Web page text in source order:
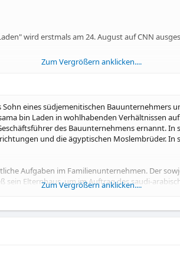
wird erstmals am 24. August auf CNN
Zum Vergrößern anklicken....
eines südjemenitischen Bauunternehmers
bin Laden in wohlhabenden Verhältnissen
des Bauunternehmens ernannt.
und die ägyptischen Moslembrüder.
Aufgaben im Familienunternehmen. Der
Elternhaus, um im Auftrag des saudi-
Mudschaheddin aufbaute und sich als
Zum Vergrößern anklicken....